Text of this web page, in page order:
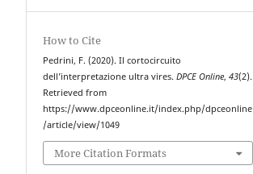
How to Cite
Pedrini, F. (2020). Il cortocircuito
dell’interpretazione ultra vires.DPCE Online,43(2).
Retrieved from
https://www.dpceonline.it/index.php/dpceonline
/article/view/1049
More Citation Formats